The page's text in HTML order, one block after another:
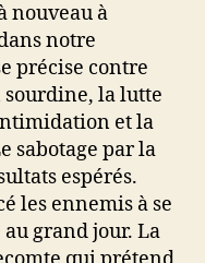
nouveau à
notre
précise contre
sourdine, la lutte
et la
sabotage par la
espérés.
les ennemis à se
grand jour. La